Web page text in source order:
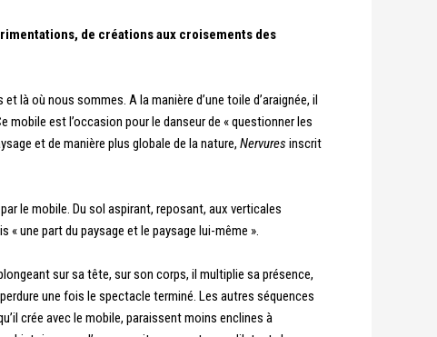
de créations aux croisements des
là où nous sommes. A la manière d’une toile d’araignée, il
mobile est l’occasion pour le danseur de « questionner les
et de manière plus globale de la nature, Nervures inscrit
le mobile. Du sol aspirant, reposant, aux verticales
« une part du paysage et le paysage lui-même ».
sur sa tête, sur son corps, il multiplie sa présence,
une fois le spectacle terminé. Les autres séquences
crée avec le mobile, paraissent moins enclines à